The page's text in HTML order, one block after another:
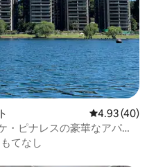
レビュー40
4.93 (40)
・ピナレスの豪華なアパー
てなし